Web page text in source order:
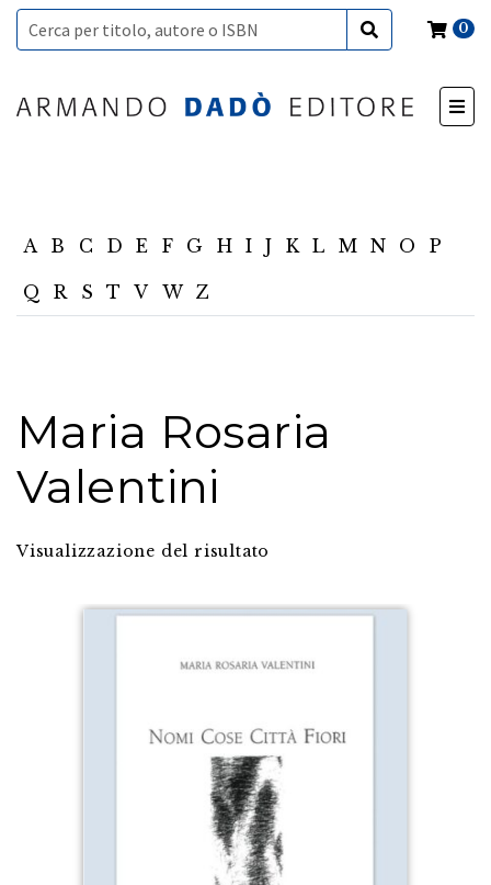
0
A B C D E F G H I J K L M N O P
Q R S T V W Z
Maria Rosaria
Valentini
Visualizzazione del risultato